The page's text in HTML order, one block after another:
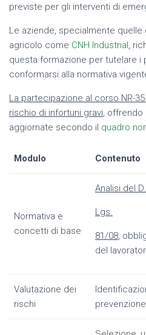
previste per gli interventi di
Le aziende, specialmente
agricolo come CNH Industrial,
questa formazione per tutelare i
conformarsi alla normativa
La partecipazione al corso NR-
rischio di infortuni gravi, offrendo
aggiornate secondo il quadro
Modulo Contenuto
Normativa e
concetti di base
Analisi del D.
Lgs.
81/08,
del
Valutazione dei
rischi